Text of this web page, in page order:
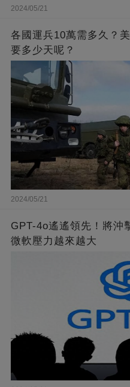
2024/05/21
各國運兵10萬需多久？
要多少天呢？
2024/05/21
GPT-4o遙遙領先！將沖
微軟壓力越來越大